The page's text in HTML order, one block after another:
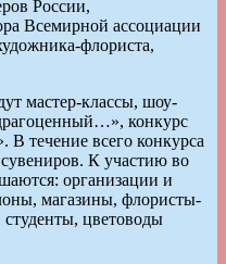
России,
Всемирной ассоциации
флориста,
мастер-классы, шоу-
конкурс
В течение всего конкурса
сувениров. К участию во
организации и
магазины, флористы-
цветоводы